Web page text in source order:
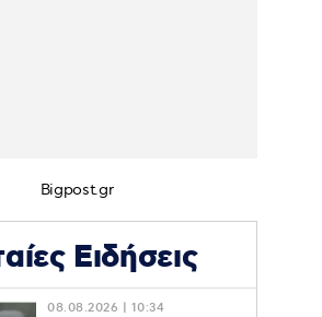
Bigpost.gr
Ειδήσεις
08.08.2026 | 10:34